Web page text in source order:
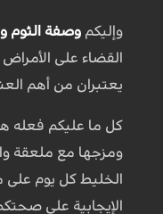
وإليكم وصفة الثوم
القضاء على
يعتبران من أهم
ومزجها مع ملعقة
الخليط كل يوم على
الإيجابية على